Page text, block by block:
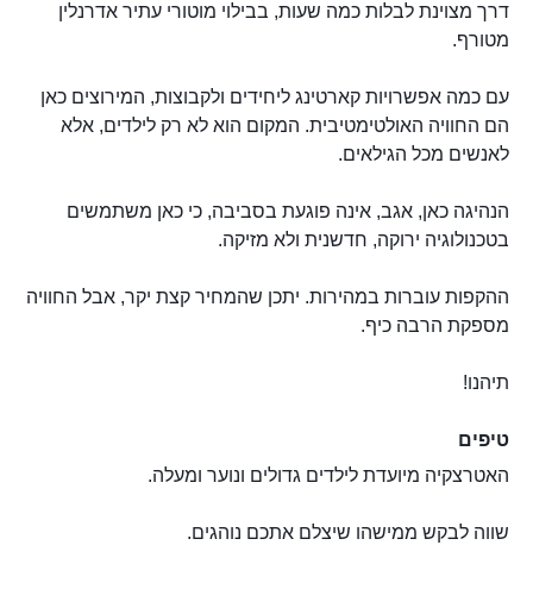
דרך מצוינת לבלות כמה שעות, בבילוי מוטורי עתיר אדרנלין
מטורף.
עם כמה אפשרויות קארטינג ליחידים ולקבוצות, המירוצים כאן
הם החוויה האולטימטיבית. המקום הוא לא רק לילדים, אלא
לאנשים מכל הגילאים.
הנהיגה כאן, אגב, אינה פוגעת בסביבה, כי כאן משתמשים
בטכנולוגיה ירוקה, חדשנית ולא מזיקה.
ההקפות עוברות במהירות. יתכן שהמחיר קצת יקר, אבל החוויה
מספקת הרבה כיף.
תיהנו!
טיפים
האטרצקיה מיועדת לילדים גדולים ונוער ומעלה.
שווה לבקש ממישהו שיצלם אתכם נוהגים.